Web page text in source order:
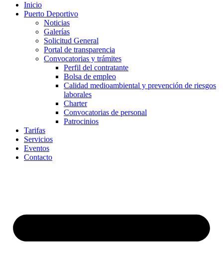
Inicio
Puerto Deportivo
Noticias
Galerías
Solicitud General
Portal de transparencia
Convocatorias y trámites
Perfil del contratante
Bolsa de empleo
Calidad medioambiental y prevención de riesgos
laborales
Charter
Convocatorias de personal
Patrocinios
Tarifas
Servicios
Eventos
Contacto